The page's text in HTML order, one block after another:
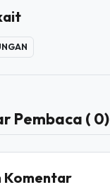
Pembaca ( 0)
Komentar